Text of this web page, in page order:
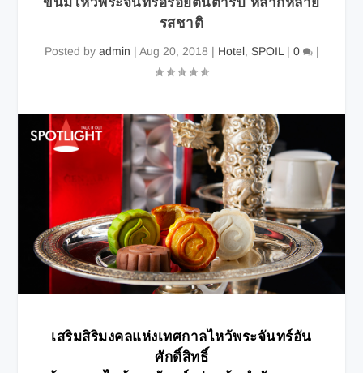
รสชาติ
Posted by admin | Aug 20, 2018 | Hotel, SPOIL | 0 |
เสริมสิริมงคลแห่งเทศกาลไหว้พระจันทร์อัน
ศักดิ์สิทธิ์